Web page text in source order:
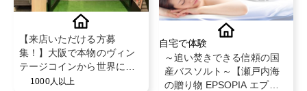
【来店いただける方募
集！】大阪で本物のヴィン
テージコインから世界に一
つだけのリング💍
1000人以上
自宅で体験
～追い焚きできる信頼の国
産バスソルト～【瀬戸内海
の贈り物 EPSOPIA エプソ